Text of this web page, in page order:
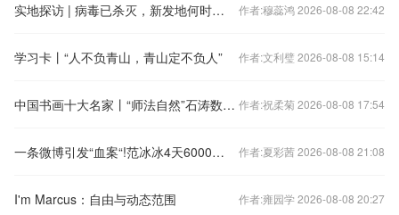
实地探访 | 病毒已杀灭，新发地何时会重启？ 作者:穆蕊鸿 2026-08-08 22:42
学习卡丨“人不负青山，青山定不负人” 作者:文利璧 2026-08-08 15:14
中国书画十大名家丨“师法自然”石涛数字水墨发行 作者:祝柔菊 2026-08-08 17:54
一条微博引发“血案“!范冰冰4天6000万片酬被查:崔永元怒怼,3000亿影视股悬了 作者:夏彩茜 2026-08-08 21:08
I'm Marcus：自由与动态范围 作者:雍园学 2026-08-08 20:27